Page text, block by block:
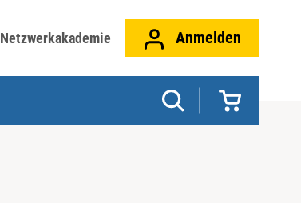
Netzwerkakademie Anmelden